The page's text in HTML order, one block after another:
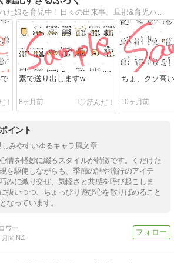
素で送り出しますw
8ヶ月前
ちょ、クソ高
10ヶ月前
イント
みやすいゆるキャラ風文章
情を軽妙に綴るスタイルが特徴です。くだけた
を駆使しながらも、季節の話や流行のアイテ
みに織り交ぜ、気軽さと共感を呼び起こしま
扱いつつ、ちょっぴり遊び心を散りばめること
なっています。
月間IN:1